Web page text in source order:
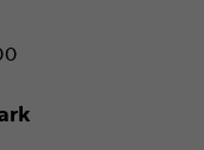
- Morski Park